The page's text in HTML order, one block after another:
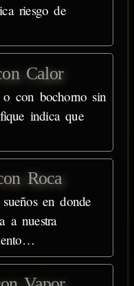
riesgo de
Calor
o con bochorno sin
indica que
Roca
en donde
a nuestra